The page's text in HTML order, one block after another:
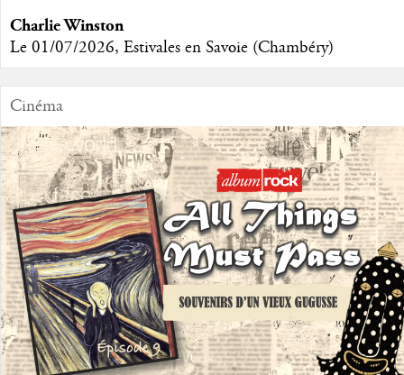
Charlie Winston
Le 01/07/2026, Estivales en Savoie (Chambéry)
Cinéma